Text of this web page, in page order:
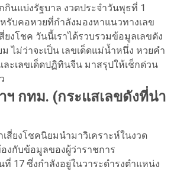
กินแบ่งรัฐบาล งวดประจำวันพุธที่ 1
รับคอหวยที่กำลังมองหาแนวทางเลข
ยงโชค วันนี้เราได้รวบรวมข้อมูลเลขดัง
ไม่ว่าจะเป็น เลขเด็ดแม่น้ำหนึ่ง หวยคำ
ะเลขเด็ดปฏิทินจีน มาสรุปให้เช็กด่วน
ฯ กทม. (กระแสเลขดังที่น่า
สี่ยงโชคนิยมนำมาวิเคราะห์ในงวด
งกับข้อมูลของผู้ว่าราชการ
17 ซึ่งกำลังอยู่ในวาระดำรงตำแหน่ง